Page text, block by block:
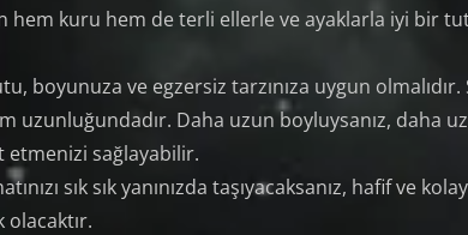
hem kuru hem de terli ellerle ve ayaklarla iyi bir
boyunuza ve egzersiz tarzınıza uygun
uzunluğundadır. Daha uzun boyluysanız, daha
sağlayabilir.
sık sık yanınızda taşıyacaksanız, hafif ve